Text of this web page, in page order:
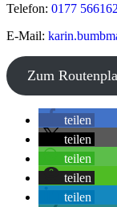
Telefon: 0177
E-Mail:
Zum
teilen
teilen
teilen
teilen
teilen